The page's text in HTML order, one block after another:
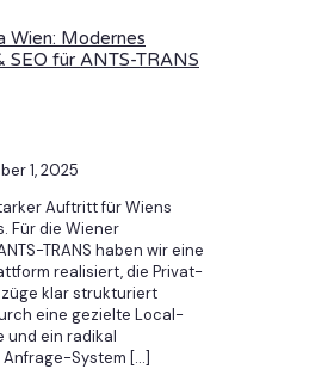
Wien: Modernes
SEO für ANTS-TRANS
1, 2025
Auftritt für Wiens
Für die Wiener
TRANS haben wir eine
realisiert, die Privat-
klar strukturiert
eine gezielte Local-
und ein radikal
System […]